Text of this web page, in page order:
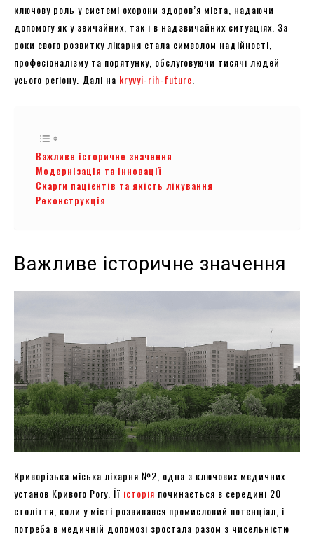
ключову роль у системі охорони здоров’я міста, надаючи
допомогу як у звичайних, так і в надзвичайних ситуаціях. За
роки свого розвитку лікарня стала символом надійності,
професіоналізму та порятунку, обслуговуючи тисячі людей
усього регіону. Далі на kryvyi-rih-future
Важливе історичне значення
Модернізація та інновації
Скарги пацієнтів та якість лікування
Реконструкція
Важливе історичне значення
Криворізька міська лікарня №2, одна з ключових медичних
установ Кривого Рогу. Її історія починається в середині 20
століття, коли у місті розвивався промисловий потенціал, і
потреба в медичній допомозі зростала разом з чисельністю